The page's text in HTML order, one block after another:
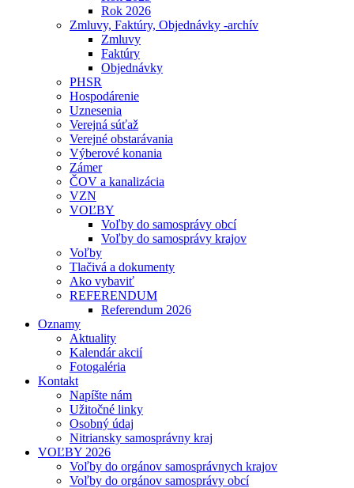
Rok 2026
Zmluvy, Faktúry, Objednávky -archív
Zmluvy
Faktúry
Objednávky
PHSR
Hospodárenie
Uznesenia
Verejná súťaž
Verejné obstarávania
Výberové konania
Zámer
ČOV a kanalizácia
VZN
VOĽBY
Voľby do samosprávy obcí
Voľby do samosprávy krajov
Voľby
Tlačivá a dokumenty
Ako vybaviť
REFERENDUM
Referendum 2026
Oznamy
Aktuality
Kalendár akcií
Fotogaléria
Kontakt
Napíšte nám
Užitočné linky
Osobný údaj
Nitriansky samosprávny kraj
VOĽBY 2026
Voľby do orgánov samosprávnych krajov
Voľby do orgánov samosprávy obcí